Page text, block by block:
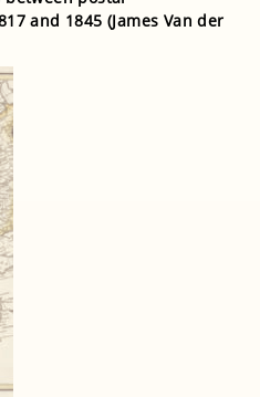
and 1845 (James Van der